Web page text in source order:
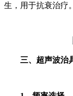
生，用于抗衰治疗。
三、超声波治